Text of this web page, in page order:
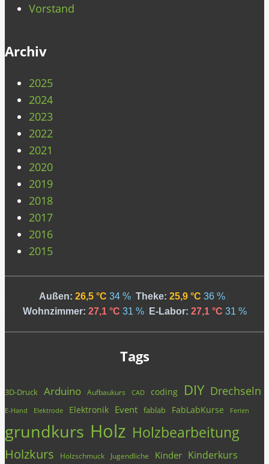
Vorstand
Archiv
2025
2024
2023
2022
2021
2020
2019
2018
2017
2016
2015
Außen: 26,5 °C 34 % Theke: 25,9 °C 36 %
Wohnzimmer: 27,1 °C 31 % E-Labor: 27,1 °C 31 %
Tags
3D-Druck Arduino Aufbaukurs CAD coding DIY Drechseln
E-Hand Elektrode Elektronik Event fablab FabLabKurse Ferien
grundkurs Holz Holzbearbeitung
Holzkurs Holzschmuck Jugendliche Kinder Kinderkurs